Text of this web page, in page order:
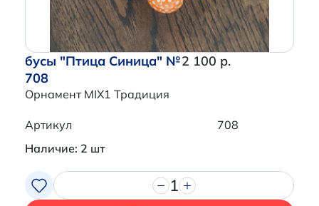
бусы "Птица Синица" №
708
Орнамент MIX1 Традиция
2 100 р.
Артикул
708
Наличие: 2 шт
1